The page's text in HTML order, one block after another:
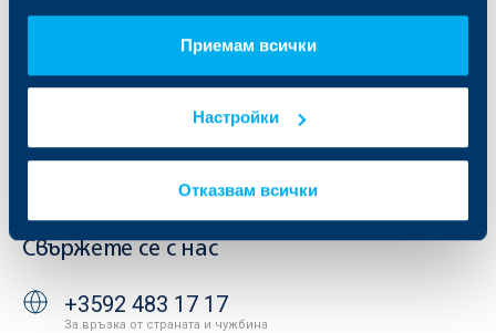
Приемам всички
Настройки
Отказвам всички
Други документи
Новини
Продажба на имоти
Бисквитки
Защита на личните данни
API портал за разработчици
Свържете се с нас
+3592 483 17 17
За връзка от страната и чужбина